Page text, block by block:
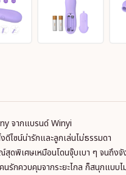
จากแบรนด์ Winyi
ไซน์น่ารักและลูกเล่นไม่ธรรมดา
ดพิเศษเหมือนโดนจุ๊บเบา ๆ จนถึงจั
นรักควบคุมจากระยะไกล ก็สนุกแบบไ